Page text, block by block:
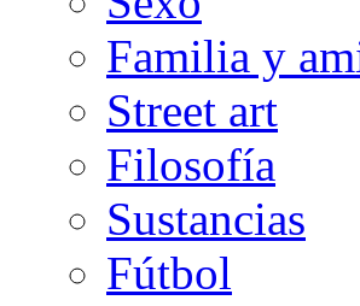
Familia y
Street art
Filosofía
Sustancias
Fútbol